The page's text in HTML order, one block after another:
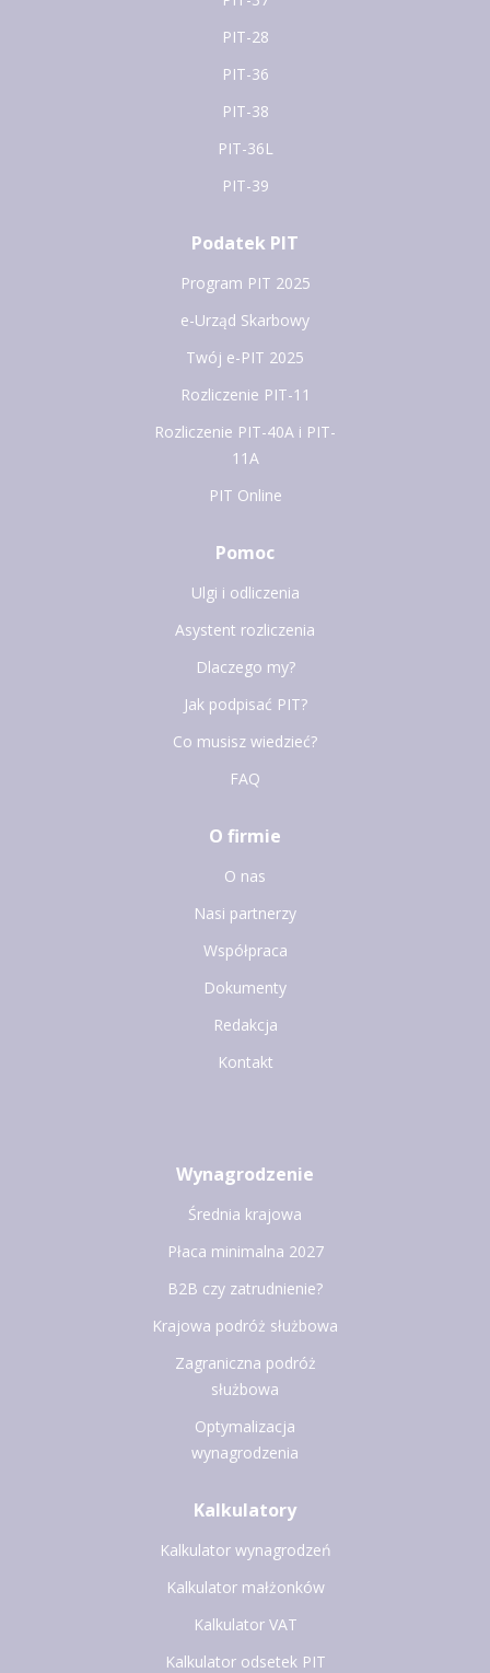
PIT-28
PIT-36
PIT-38
PIT-36L
PIT-39
Podatek PIT
Program PIT 2025
e-Urząd Skarbowy
Twój e-PIT 2025
Rozliczenie PIT-11
Rozliczenie PIT-40A i PIT-
11A
PIT Online
Pomoc
Ulgi i odliczenia
Asystent rozliczenia
Dlaczego my?
Jak podpisać PIT?
Co musisz wiedzieć?
FAQ
O firmie
O nas
Nasi partnerzy
Współpraca
Dokumenty
Redakcja
Kontakt
Wynagrodzenie
Średnia krajowa
Płaca minimalna 2027
B2B czy zatrudnienie?
Krajowa podróż służbowa
Zagraniczna podróż
służbowa
Optymalizacja
wynagrodzenia
Kalkulatory
Kalkulator wynagrodzeń
Kalkulator małżonków
Kalkulator VAT
Kalkulator odsetek PIT